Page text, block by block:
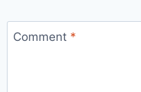
Comment *